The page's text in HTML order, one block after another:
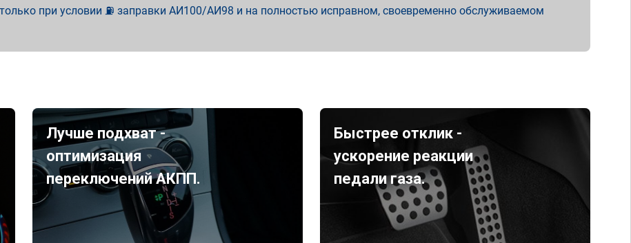
при условии ⛽ заправки АИ100/АИ98 и на полностью исправном, своевременно обслуживаемом
Лучше подхват -
оптимизация
переключений АКПП.
Быстрее отклик -
ускорение реакции
педали газа.